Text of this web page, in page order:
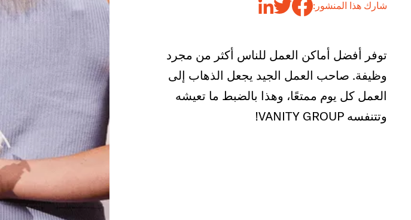
شارك هذا المنشور:
توفر أفضل أماكن العمل للناس أكثر من مجرد
وظيفة. صاحب العمل الجيد يجعل الذهاب إلى
العمل كل يوم ممتعًا، وهذا بالضبط ما تعيشه
وتتنفسه VANITY GROUP!